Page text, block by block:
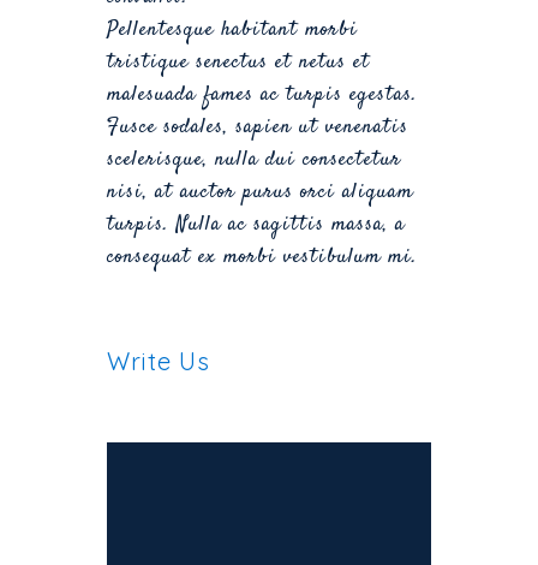
Pellentesque habitant morbi
tristique senectus et netus et
malesuada fames ac turpis egestas.
Fusce sodales, sapien ut venenatis
scelerisque, nulla dui consectetur
nisi, at auctor purus orci aliquam
turpis. Nulla ac sagittis massa, a
consequat ex morbi vestibulum mi.
Write Us